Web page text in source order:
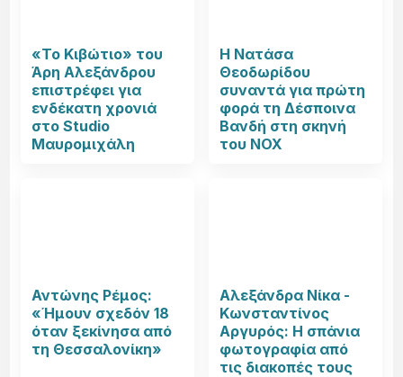
«Το Κιβώτιο» του
Άρη Αλεξάνδρου
επιστρέφει για
ενδέκατη χρονιά
στο Studio
Μαυρομιχάλη
Η Νατάσα
Θεοδωρίδου
συναντά για πρώτη
φορά τη Δέσποινα
Βανδή στη σκηνή
του NOX
Αντώνης Ρέμος:
«Ήμουν σχεδόν 18
όταν ξεκίνησα από
τη Θεσσαλονίκη»
Αλεξάνδρα Νίκα -
Κωνσταντίνος
Αργυρός: Η σπάνια
φωτογραφία από
τις διακοπές τους